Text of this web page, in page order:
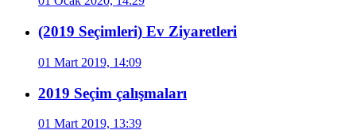
(2019 Seçimleri) Ev Ziyaretleri
01 Mart 2019, 14:09
2019 Seçim çalışmaları
01 Mart 2019, 13:39